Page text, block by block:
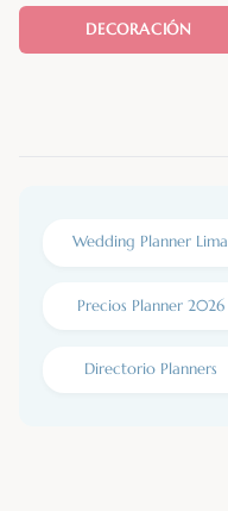
DECORACIÓN
Wedding Planner Lima
Precios Planner 2026
Directorio Planners